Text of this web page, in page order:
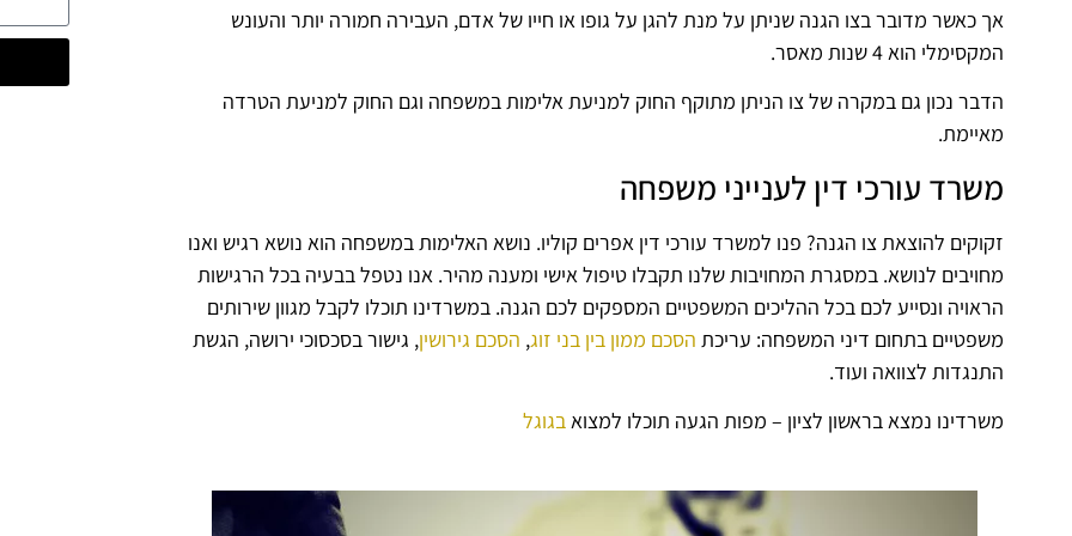
אך כאשר מדובר בצו הגנה שניתן על מנת להגן על גופו או חייו של אדם, העבירה חמורה יותר והעונש
המקסימלי הוא 4 שנות מאסר.
הדבר נכון גם במקרה של צו הניתן מתוקף החוק למניעת אלימות במשפחה וגם החוק למניעת הטרדה
מאיימת.
משרד עורכי דין לענייני משפחה
זקוקים להוצאת צו הגנה? פנו למשרד עורכי דין אפרים קוליו. נושא האלימות במשפחה הוא נושא רגיש ואנו
מחויבים לנושא. במסגרת המחויבות שלנו תקבלו טיפול אישי ומענה מהיר. אנו נטפל בבעיה בכל הרגישות
הראויה ונסייע לכם בכל ההליכים המשפטיים המספקים לכם הגנה. במשרדינו תוכלו לקבל מגוון שירותים
משפטיים בתחום דיני המשפחה: עריכת הסכם ממון בין בני זוג, הסכם גירושין, גישור בסכסוכי ירושה, הגשת
התנגדות לצוואה ועוד.
משרדינו נמצא בראשון לציון – מפות הגעה תוכלו למצואבגוגל